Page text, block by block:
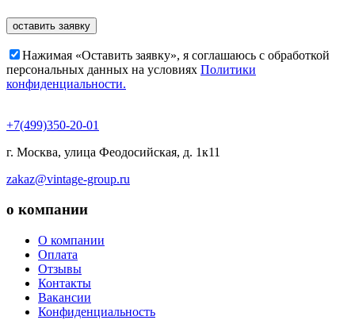
Нажимая «Оставить заявку», я соглашаюсь c обработкой
персональных данных на условиях Политики
конфиденциальности.
+7(499)350-20-01
г. Москва, ​улица Феодосийская, д. 1к11
zakaz@vintage-group.ru
о компании
О компании
Оплата
Отзывы
Контакты
Вакансии
Конфиденциальность